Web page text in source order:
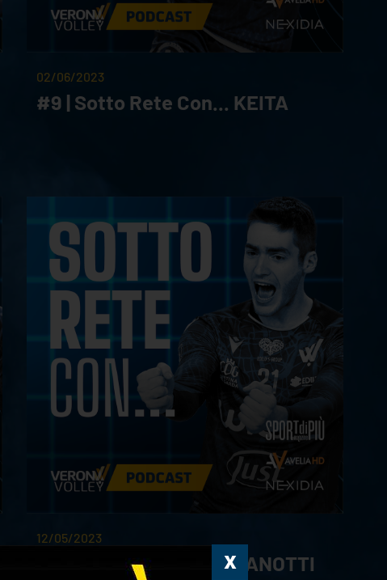
02/06/2023
#9 | Sotto Rete Con... KEITA
12/05/2023
#6 | Sotto Rete Con... ZANOTTI